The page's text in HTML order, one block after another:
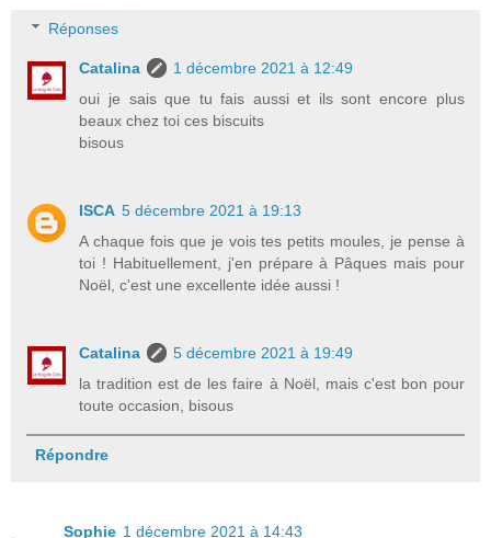
Réponses
Catalina
1 décembre 2021 à 12:49
oui je sais que tu fais aussi et ils sont encore plus
beaux chez toi ces biscuits
bisous
ISCA 5 décembre 2021 à 19:13
A chaque fois que je vois tes petits moules, je pense à
toi ! Habituellement, j'en prépare à Pâques mais pour
Noël, c'est une excellente idée aussi !
Catalina
5 décembre 2021 à 19:49
la tradition est de les faire à Noël, mais c'est bon pour
toute occasion, bisous
Répondre
Sophie 1 décembre 2021 à 14:43